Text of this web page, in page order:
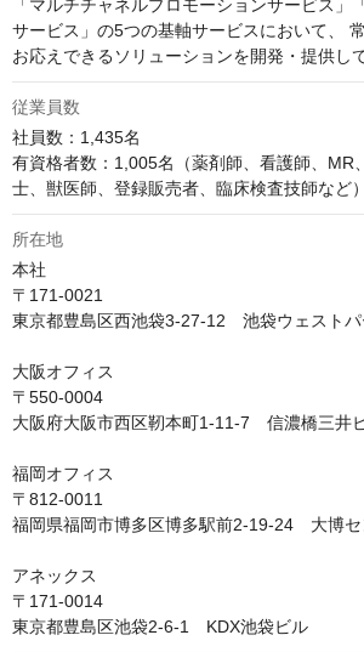
「マルチチャネルプロモーションサービス」
サービス」の5つの基軸サービスにおいて、
お応えできるソリューションを開発・提供し
従業員数
社員数：1,435名
有資格者数：1,005名（薬剤師、看護師、MR
所在地
本社
〒171-0021
東京都豊島区西池袋3-27-12　池袋ウェスト
大阪オフィス
〒550-0004
大阪府大阪市西区靭本町1-11-7　信濃橋三井
福岡オフィス
〒812-0011
福岡県福岡市博多区博多駅前2-19-24　大博
アネックス
〒171-0014
東京都豊島区池袋2-6-1　KDX池袋ビル